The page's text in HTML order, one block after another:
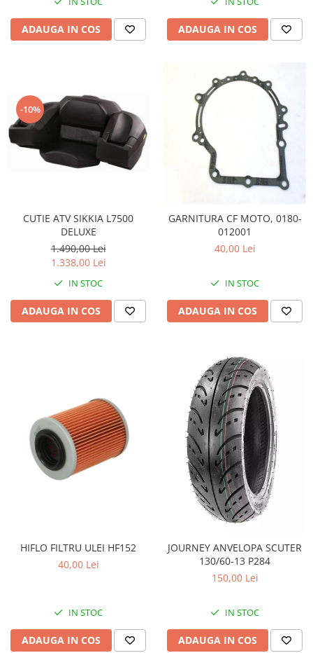
Pompa Presiune
Robinet benzina
CFMOTO
Linhai
Piese Snowmobil
Plastice
Carcase
Sistem de Răcire
ADAUGA IN COS ADAUGA IN COS
-10%
CUTIE ATV SIKKIA L7500
DELUXE
1.490,00 Lei
1.338,00 Lei
IN STOC
ADAUGA IN COS
GARNITURA CF MOTO, 0180-
012001
40,00 Lei
IN STOC
ADAUGA IN COS
HIFLO FILTRU ULEI HF152
40,00 Lei
IN STOC
ADAUGA IN COS
JOURNEY ANVELOPA SCUTER
130/60-13 P284
150,00 Lei
IN STOC
ADAUGA IN COS